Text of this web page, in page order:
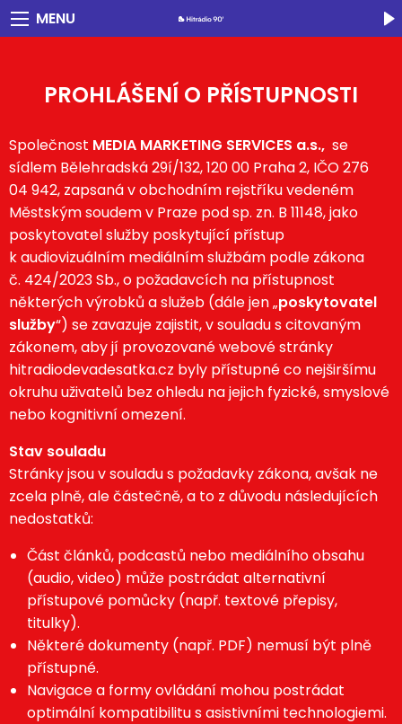
MENU
PROHLÁŠENÍ O PŘÍSTUPNOSTI
Společnost MEDIA MARKETING SERVICES a.s., se
sídlem Bělehradská 29í/132, 120 00 Praha 2, IČO 276
04 942, zapsaná v obchodním rejstříku vedeném
Městským soudem v Praze pod sp. zn. B 11148, jako
poskytovatel služby poskytující přístup
k audiovizuálním mediálním službám podle zákona
č. 424/2023 Sb., o požadavcích na přístupnost
některých výrobků a služeb (dále jen „poskytovatel
služby“) se zavazuje zajistit, v souladu s citovaným
zákonem, aby jí provozované webové stránky
hitradiodevadesatka.cz byly přístupné co nejširšímu
okruhu uživatelů bez ohledu na jejich fyzické, smyslové
nebo kognitivní omezení.
Stav souladu
Stránky jsou v souladu s požadavky zákona, avšak ne
zcela plně, ale částečně, a to z důvodu následujících
nedostatků:
Část článků, podcastů nebo mediálního obsahu
(audio, video) může postrádat alternativní
přístupové pomůcky (např. textové přepisy,
titulky).
Některé dokumenty (např. PDF) nemusí být plně
přístupné.
Navigace a formy ovládání mohou postrádat
optimální kompatibilitu s asistivními technologiemi.